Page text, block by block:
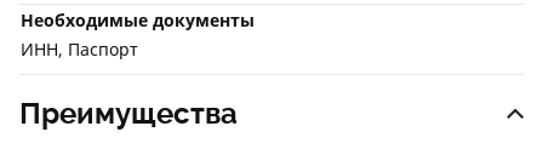
Необходимые документы
ИНН, Паспорт
Преимущества